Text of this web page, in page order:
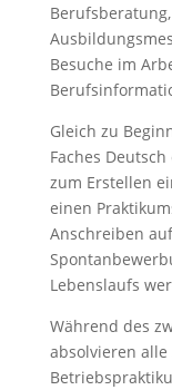
Besuche im
Gleich zu
Faches
zum Erstellen
einen
Anschreiben
Lebenslaufs
Während des
absolvieren